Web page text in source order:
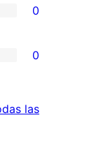
0
0
las